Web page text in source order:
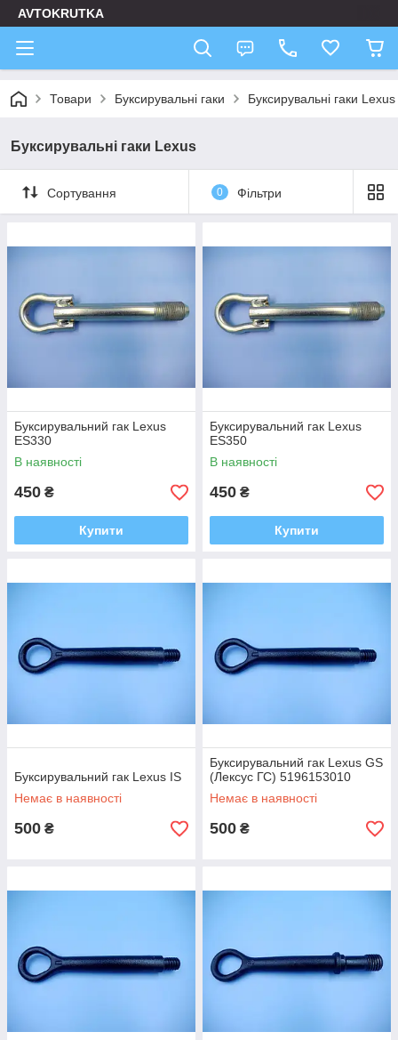
AVTOKRUTKA
Товари Буксирувальні гаки Буксирувальні гаки Lexus
Буксирувальні гаки Lexus
Сортування 0 Фільтри
Буксирувальний гак Lexus
ES330
В наявності
450 ₴
Купити
Буксирувальний гак Lexus
ES350
В наявності
450 ₴
Купити
Буксирувальний гак Lexus IS
Немає в наявності
500 ₴
Буксирувальний гак Lexus GS
(Лексус ГС) 5196153010
Немає в наявності
500 ₴